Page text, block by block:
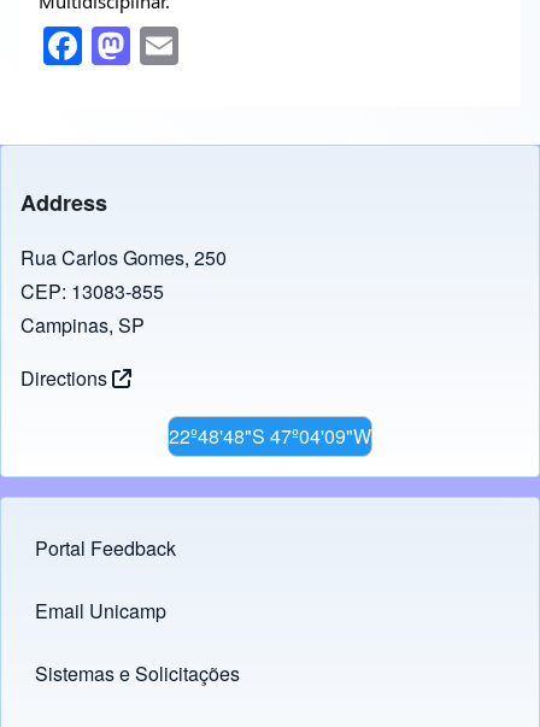
F
a
e
b
o
k
M
a
o
n
Address
Rua Carlos Gomes, 250
CEP: 13083-855
Campinas, SP
Directions
22º48'48"S 47º04'09"W
Footer menu
Portal Feedback
Links
Email Unicamp
(opens in new tab)
Sistemas e Solicitações
(opens in new tab)